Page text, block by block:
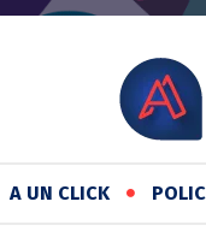
A UN CLICK